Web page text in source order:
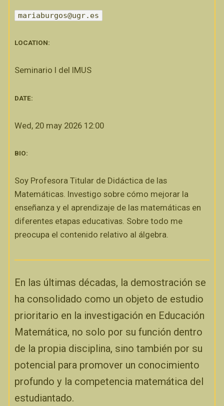
mariaburgos@ugr.es
LOCATION:
Seminario I del IMUS
DATE:
Wed, 20 may 2026 12:00
BIO:
Soy Profesora Titular de Didáctica de las
Matemáticas. Investigo sobre cómo mejorar la
enseñanza y el aprendizaje de las matemáticas en
diferentes etapas educativas. Sobre todo me
preocupa el contenido relativo al álgebra.
En las últimas décadas, la demostración se
ha consolidado como un objeto de estudio
prioritario en la investigación en Educación
Matemática, no solo por su función dentro
de la propia disciplina, sino también por su
potencial para promover un conocimiento
profundo y la competencia matemática del
estudiantado.